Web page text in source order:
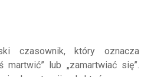
czasownik, który oznacza
martwić” lub „zamartwiać się”.